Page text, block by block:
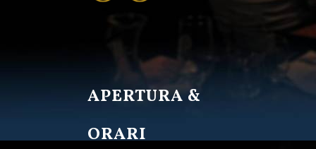
APERTURA &
ORARI